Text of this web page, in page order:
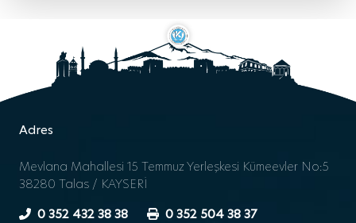
Adres
Mevlana Mahallesi 15 Temmuz Yerleşkesi Kümeevler No:5
38280 Talas / KAYSERİ
0 352 432 38 38
0 352 504 38 37